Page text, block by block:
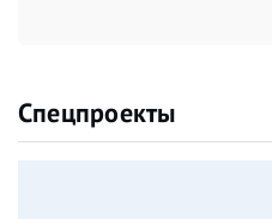
Спецпроекты